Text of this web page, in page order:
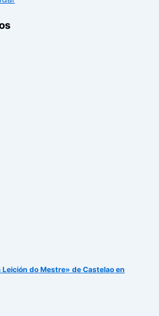
do Mestre» de Castelao en